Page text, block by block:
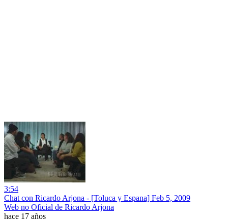
3:54
Chat con Ricardo Arjona - [Toluca y Espana] Feb 5, 2009
Web no Oficial de Ricardo Arjona
hace 17 años